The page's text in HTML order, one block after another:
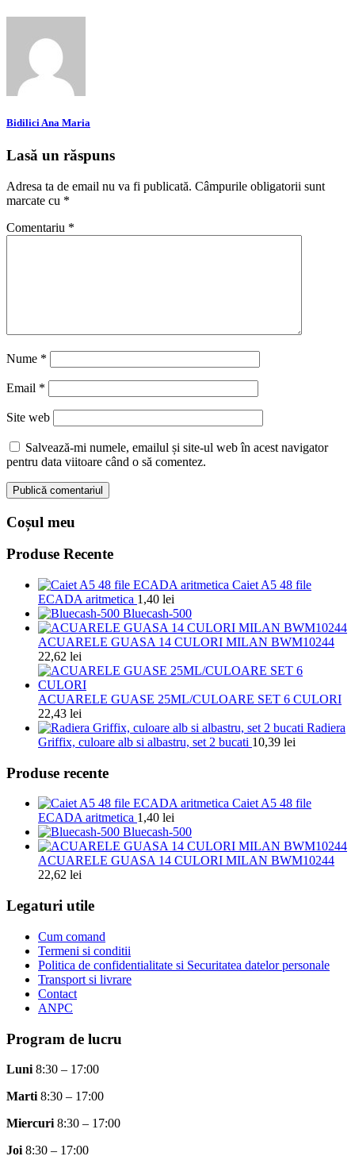
Bidilici Ana Maria
Lasă un răspuns
Adresa ta de email nu va fi publicată. Câmpurile obligatorii sunt
marcate cu *
Comentariu *
Nume *
Email *
Site web
Salvează-mi numele, emailul și site-ul web în acest navigator
pentru data viitoare când o să comentez.
Coșul meu
Produse Recente
Caiet A5 48 file
ECADA aritmetica 1,40 lei
Bluecash-500
ACUARELE GUASA 14 CULORI MILAN BWM10244
22,62 lei
ACUARELE GUASE 25ML/CULOARE SET 6 CULORI
22,43 lei
Radiera
Griffix, culoare alb si albastru, set 2 bucati 10,39 lei
Produse recente
Caiet A5 48 file
ECADA aritmetica 1,40 lei
Bluecash-500
ACUARELE GUASA 14 CULORI MILAN BWM10244
22,62 lei
Legaturi utile
Cum comand
Termeni si conditii
Politica de confidentialitate si Securitatea datelor personale
Transport si livrare
Contact
ANPC
Program de lucru
Luni 8:30 – 17:00
Marti 8:30 – 17:00
Miercuri 8:30 – 17:00
Joi 8:30 – 17:00